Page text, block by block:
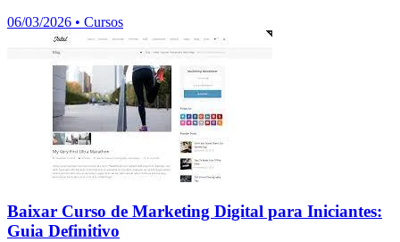
06/03/2026 • Cursos
Baixar Curso de Marketing Digital para Iniciantes:
Guia Definitivo